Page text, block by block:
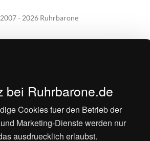
- 2026 Ruhrbarone
bei Ruhrbarone.de
Cookies fuer den Betrieb der
Marketing-Dienste werden nur
ausdruecklich erlaubst.